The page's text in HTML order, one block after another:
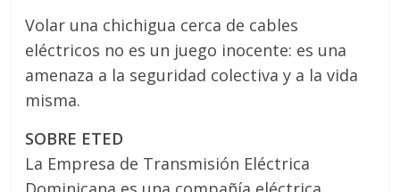
Volar una chichigua cerca de cables
eléctricos no es un juego inocente: es una
amenaza a la seguridad colectiva y a la vida
misma.
SOBRE ETED
La Empresa de Transmisión Eléctrica